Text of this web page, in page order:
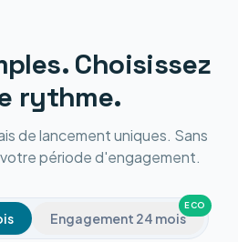
Choisissez
rythme.
de lancement uniques. Sans
période d'engagement.
Engagement 24 mois
ECO